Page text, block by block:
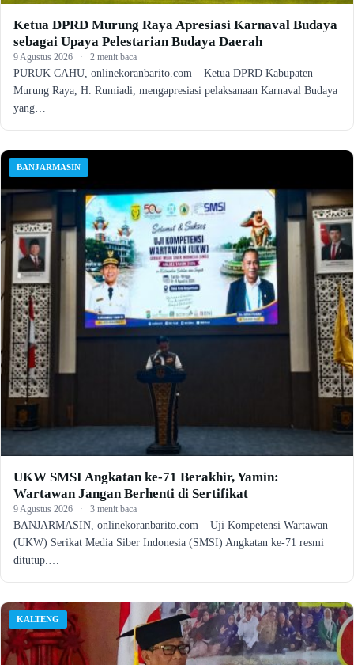
Ketua DPRD Murung Raya Apresiasi Karnaval Budaya
sebagai Upaya Pelestarian Budaya Daerah
9 Agustus 2026 · 2 menit baca
PURUK CAHU, onlinekoranbarito.com – Ketua DPRD Kabupaten
Murung Raya, H. Rumiadi, mengapresiasi pelaksanaan Karnaval Budaya
yang…
BANJARMASIN
UKW SMSI Angkatan ke-71 Berakhir, Yamin:
Wartawan Jangan Berhenti di Sertifikat
9 Agustus 2026 · 3 menit baca
BANJARMASIN, onlinekoranbarito.com – Uji Kompetensi Wartawan
(UKW) Serikat Media Siber Indonesia (SMSI) Angkatan ke-71 resmi
ditutup.…
KALTENG